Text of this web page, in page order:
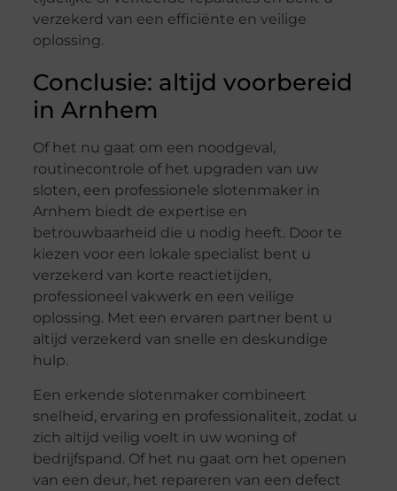
verzekerd van een efficiënte en veilige
oplossing.
Conclusie: altijd voorbereid
in Arnhem
Of het nu gaat om een noodgeval,
routinecontrole of het upgraden van uw
sloten, een professionele slotenmaker in
Arnhem biedt de expertise en
betrouwbaarheid die u nodig heeft. Door te
kiezen voor een lokale specialist bent u
verzekerd van korte reactietijden,
professioneel vakwerk en een veilige
oplossing. Met een ervaren partner bent u
altijd verzekerd van snelle en deskundige
hulp.
Een erkende slotenmaker combineert
snelheid, ervaring en professionaliteit, zodat u
zich altijd veilig voelt in uw woning of
bedrijfspand. Of het nu gaat om het openen
van een deur, het repareren van een defect